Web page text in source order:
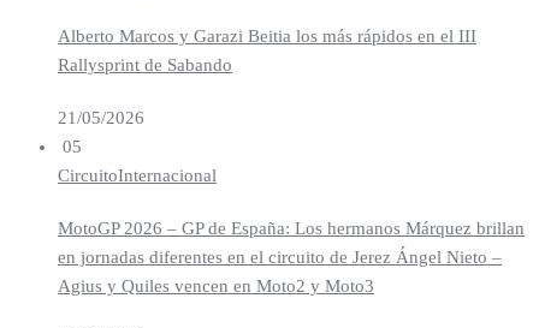
Alberto Marcos y Garazi Beitia los más rápidos en el III
Rallysprint de Sabando
21/05/2026
05
CircuitoInternacional
MotoGP 2026 – GP de España: Los hermanos Márquez brillan
en jornadas diferentes en el circuito de Jerez Ángel Nieto –
Agius y Quiles vencen en Moto2 y Moto3